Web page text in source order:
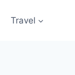
Travel